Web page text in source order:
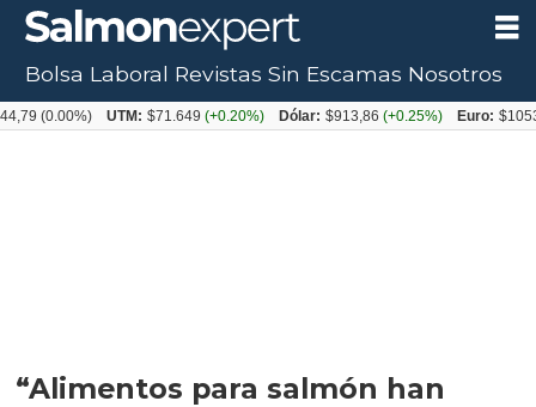
“Alimentos para salmón han
Bolsa Laboral Revistas Sin Escamas Nosotros
UTM: $71.649 (+0.20%) Dólar: $913,86 (+0.25%) Euro: $1053,08(-